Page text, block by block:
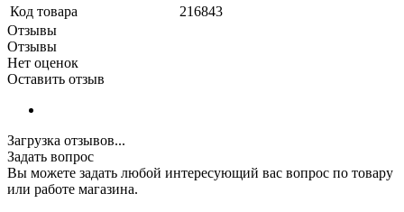
Код товара
216843
Отзывы
Отзывы
Нет оценок
Оставить отзыв
Загрузка отзывов...
Задать вопрос
Вы можете задать любой интересующий вас вопрос по товару
или работе магазина.